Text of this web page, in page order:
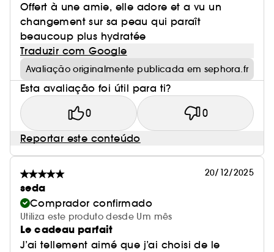
Offert à une amie, elle adore et a vu un
changement sur sa peau qui paraît
beaucoup plus hydratée
Traduzir com Google
Avaliação originalmente publicada em sephora.fr
Esta avaliação foi útil para ti?
0 0
Reportar este conteúdo
20/12/2025
seda
Comprador confirmado
Utiliza este produto desde Um mês
Le cadeau parfait
J’ai tellement aimé que j’ai choisi de le